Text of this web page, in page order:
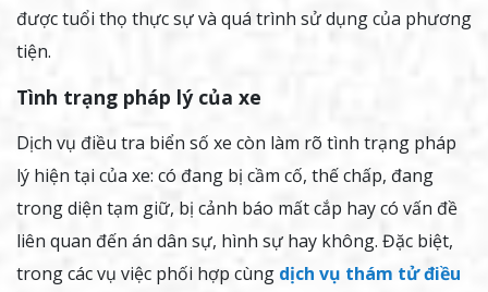
được tuổi thọ thực sự và quá trình sử dụng của phương
tiện.
Tình trạng pháp lý của xe
Dịch vụ điều tra biển số xe còn làm rõ tình trạng pháp
lý hiện tại của xe: có đang bị cầm cố, thế chấp, đang
trong diện tạm giữ, bị cảnh báo mất cắp hay có vấn đề
liên quan đến án dân sự, hình sự hay không. Đặc biệt,
trong các vụ việc phối hợp cùng dịch vụ thám tử điều